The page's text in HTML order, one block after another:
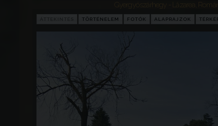
Gyergyószárhegy - Lăzarea
TÖRTÉNELEM FOTÓK ALAPRAJZOK